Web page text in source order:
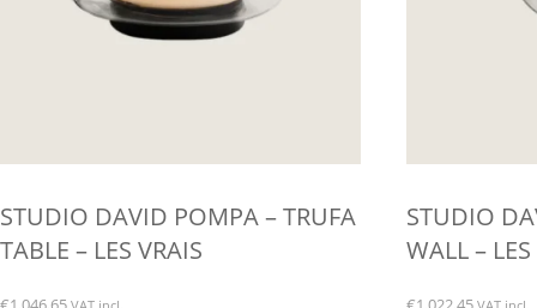
STUDIO DAVID POMPA – TRUFA
TABLE – LES VRAIS
STUDIO
WALL –